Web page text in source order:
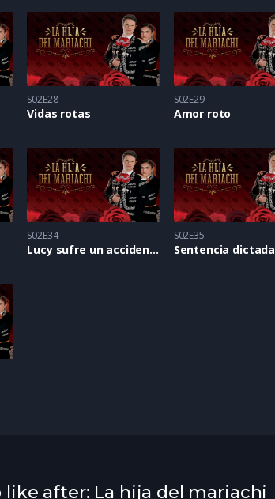
S02E28
Vidas rotas
S02E29
Amor roto
S02E34
Lucy sufre un accidente
S02E35
Sentencia dictada
like after: La hija del mariachi